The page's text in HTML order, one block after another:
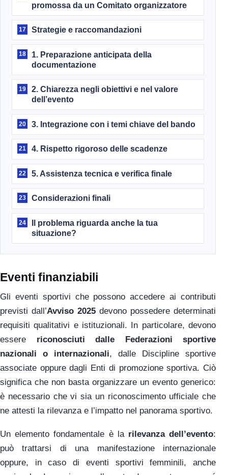
promossa da un Comitato organizzatore
17 Strategie e raccomandazioni
18
1. Preparazione anticipata della
documentazione
19
2. Chiarezza negli obiettivi e nel valore
dell’evento
20 3. Integrazione con i temi chiave del bando
21 4. Rispetto rigoroso delle scadenze
22 5. Assistenza tecnica e verifica finale
23 Considerazioni finali
24
Il problema riguarda anche la tua
situazione?
Eventi finanziabili
Gli eventi sportivi che possono accedere ai contributi
previsti dall’Avviso 2025 devono possedere determinati
requisiti qualitativi e istituzionali. In particolare, devono
essere riconosciuti dalle Federazioni sportive
nazionali o internazionali, dalle Discipline sportive
associate oppure dagli Enti di promozione sportiva. Ciò
significa che non basta organizzare un evento generico:
è necessario che vi sia un riconoscimento ufficiale che
ne attesti la rilevanza e l’impatto nel panorama sportivo.
Un elemento fondamentale è la rilevanza dell’evento:
può trattarsi di una manifestazione internazionale
oppure, in caso di eventi sportivi femminili, anche